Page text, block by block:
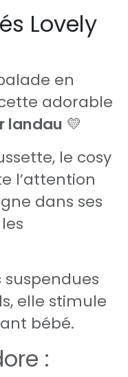
Lovely
en
adorable
landau 💛
le cosy
l’attention
dans ses
suspendues
elle stimule
bébé.
: